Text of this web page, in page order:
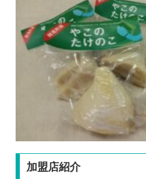
加盟店紹介